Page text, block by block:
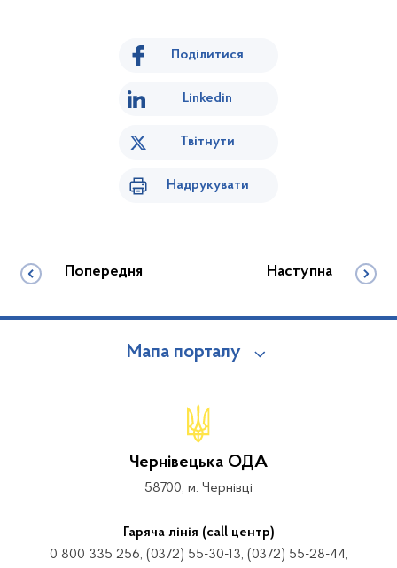
Поділитися
Linkedin
Твітнути
Надрукувати
Попередня Наступна
Мапа порталу
Чернівецька ОДА
58700, м. Чернівці
Гаряча лінія (call центр)
0 800 335 256, (0372) 55-30-13, (0372) 55-28-44,